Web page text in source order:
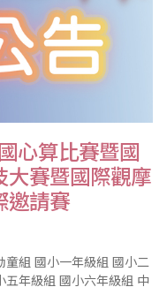
心算比賽暨國
大賽暨國際觀摩
邀請賽